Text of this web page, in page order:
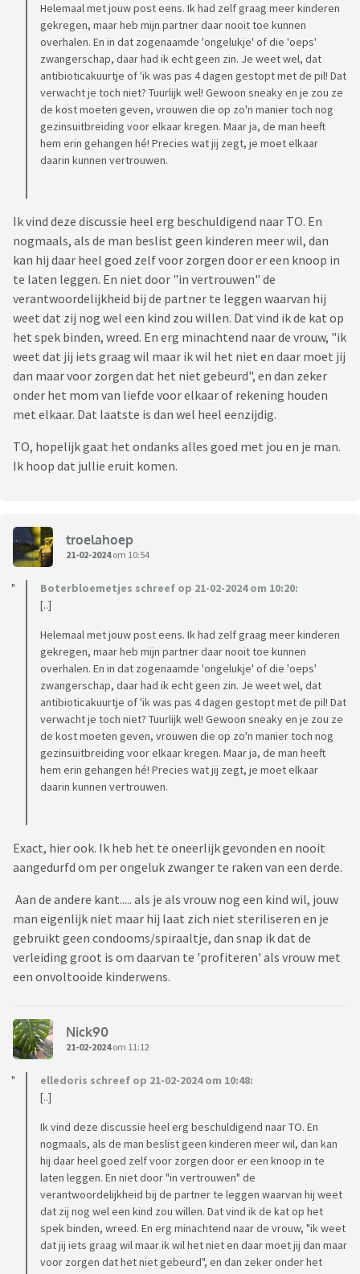
Helemaal met jouw post eens. Ik had zelf graag meer kinderen
gekregen, maar heb mijn partner daar nooit toe kunnen
overhalen. En in dat zogenaamde 'ongelukje' of die 'oeps'
zwangerschap, daar had ik echt geen zin. Je weet wel, dat
antibioticakuurtje of 'ik was pas 4 dagen gestopt met de pil! Dat
verwacht je toch niet? Tuurlijk wel! Gewoon sneaky en je zou ze
de kost moeten geven, vrouwen die op zo'n manier toch nog
gezinsuitbreiding voor elkaar kregen. Maar ja, de man heeft
hem erin gehangen hé! Precies wat jij zegt, je moet elkaar
daarin kunnen vertrouwen.
Ik vind deze discussie heel erg beschuldigend naar TO. En
nogmaals, als de man beslist geen kinderen meer wil, dan
kan hij daar heel goed zelf voor zorgen door er een knoop in
te laten leggen. En niet door "in vertrouwen" de
verantwoordelijkheid bij de partner te leggen waarvan hij
weet dat zij nog wel een kind zou willen. Dat vind ik de kat op
het spek binden, wreed. En erg minachtend naar de vrouw, "ik
weet dat jij iets graag wil maar ik wil het niet en daar moet jij
dan maar voor zorgen dat het niet gebeurd", en dan zeker
onder het mom van liefde voor elkaar of rekening houden
met elkaar. Dat laatste is dan wel heel eenzijdig.
TO, hopelijk gaat het ondanks alles goed met jou en je man.
Ik hoop dat jullie eruit komen.
troelahoep
21-02-2024om 10:54
Boterbloemetjes schreef op 21-02-2024 om 10:20:
[..]
Helemaal met jouw post eens. Ik had zelf graag meer kinderen
gekregen, maar heb mijn partner daar nooit toe kunnen
overhalen. En in dat zogenaamde 'ongelukje' of die 'oeps'
zwangerschap, daar had ik echt geen zin. Je weet wel, dat
antibioticakuurtje of 'ik was pas 4 dagen gestopt met de pil! Dat
verwacht je toch niet? Tuurlijk wel! Gewoon sneaky en je zou ze
de kost moeten geven, vrouwen die op zo'n manier toch nog
gezinsuitbreiding voor elkaar kregen. Maar ja, de man heeft
hem erin gehangen hé! Precies wat jij zegt, je moet elkaar
daarin kunnen vertrouwen.
Exact, hier ook. Ik heb het te oneerlijk gevonden en nooit
aangedurfd om per ongeluk zwanger te raken van een derde.
Aan de andere kant..... als je als vrouw nog een kind wil, jouw
man eigenlijk niet maar hij laat zich niet steriliseren en je
gebruikt geen condooms/spiraaltje, dan snap ik dat de
verleiding groot is om daarvan te 'profiteren' als vrouw met
een onvoltooide kinderwens.
Nick90
21-02-2024om 11:12
elledoris schreef op 21-02-2024 om 10:48:
[..]
Ik vind deze discussie heel erg beschuldigend naar TO. En
nogmaals, als de man beslist geen kinderen meer wil, dan kan
hij daar heel goed zelf voor zorgen door er een knoop in te
laten leggen. En niet door "in vertrouwen" de
verantwoordelijkheid bij de partner te leggen waarvan hij weet
dat zij nog wel een kind zou willen. Dat vind ik de kat op het
spek binden, wreed. En erg minachtend naar de vrouw, "ik weet
dat jij iets graag wil maar ik wil het niet en daar moet jij dan maar
voor zorgen dat het niet gebeurd", en dan zeker onder het